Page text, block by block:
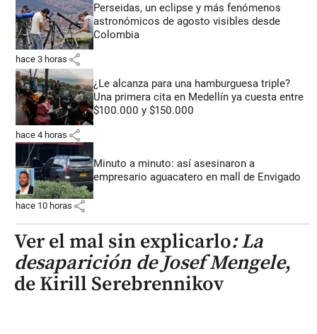
Perseidas, un eclipse y más fenómenos
astronómicos de agosto visibles desde
Colombia
hace 3 horas share
¿Le alcanza para una hamburguesa triple?
Una primera cita en Medellín ya cuesta entre
$100.000 y $150.000
hace 4 horas share
Minuto a minuto: así asesinaron a
empresario aguacatero en mall de Envigado
hace 10 horas share
Ver el mal sin explicarlo: La
desaparición de Josef Mengele,
de Kirill Serebrennikov